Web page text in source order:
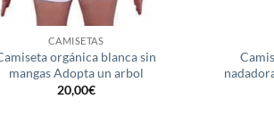
CAMISETAS
orgánica blanca sin
mangas Adopta un arbol
20,00€